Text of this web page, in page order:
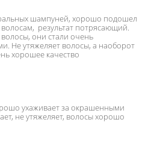
шампуней, хорошо подошел
результат потрясающий.
они стали очень
Не утяжеляет волосы, а наоборот
хорошее качество
ухаживает за окрашенными
не утяжеляет, волосы хорошо